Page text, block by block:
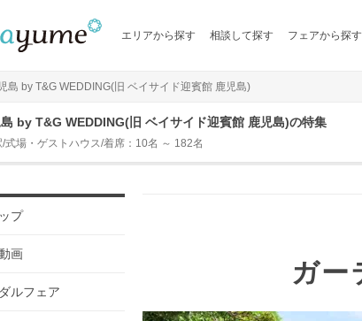
エリアから探す 相談して探す フェアから探す
島 by T&G WEDDING(旧 ベイサイド迎賓館 鹿児島)
by T&G WEDDING(旧 ベイサイド迎賓館 鹿児島)の特集
式場・ゲストハウス/着席：10名 ～ 182名
プ
画
ルフェア
ガー